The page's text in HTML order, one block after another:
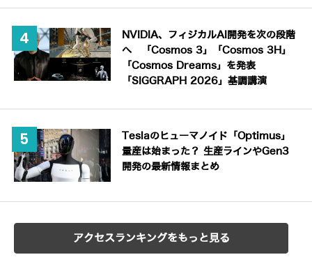
NVIDIA、フィジカルAI開発を次の段階
へ 「Cosmos 3」「Cosmos 3H」
「Cosmos Dreams」を発表
「SIGGRAPH 2026」基調講演
Teslaのヒューマノイド「Optimus」
量産は始まった？ 生産ラインやGen3
開発の最新情報まとめ
アクセスランキングをもっと見る